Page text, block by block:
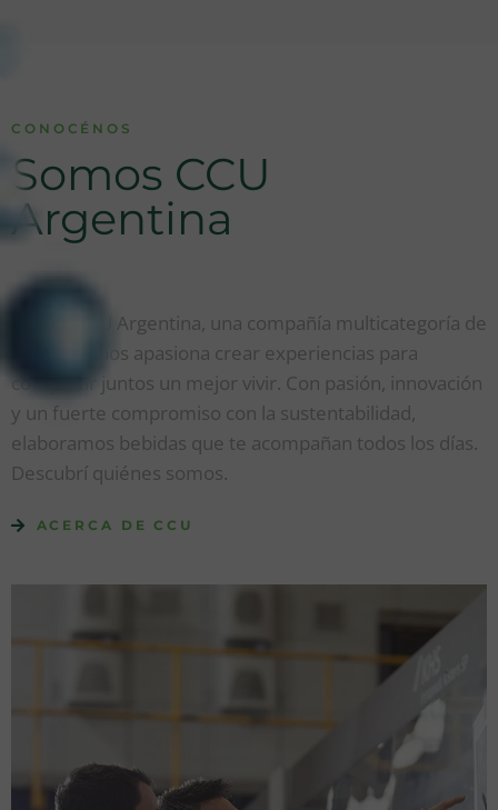
CONOCÉNOS
Somos CCU
Argentina
Somos CCU Argentina, una compañía multicategoría de
bebidas y nos apasiona crear experiencias para
compartir juntos un mejor vivir. Con pasión, innovación
y un fuerte compromiso con la sustentabilidad,
elaboramos bebidas que te acompañan todos los días.
Descubrí quiénes somos.
ACERCA DE CCU